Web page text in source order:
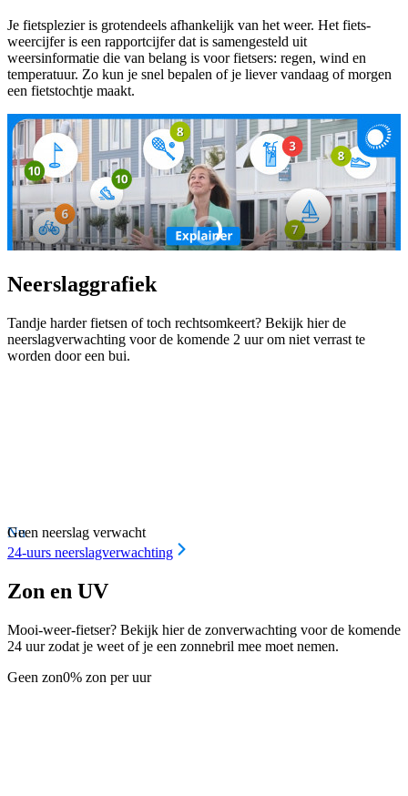
Je fietsplezier is grotendeels afhankelijk van het weer. Het fiets-
weercijfer is een rapportcijfer dat is samengesteld uit
weersinformatie die van belang is voor fietsers: regen, wind en
temperatuur. Zo kun je snel bepalen of je liever vandaag of morgen
een fietstochtje maakt.
Neerslaggrafiek
Tandje harder fietsen of toch rechtsomkeert? Bekijk hier de
neerslagverwachting voor de komende 2 uur om niet verrast te
worden door een bui.
Nu
Geen neerslag verwacht
24-uurs neerslagverwachting
Zon en UV
Mooi-weer-fietser? Bekijk hier de zonverwachting voor de komende
24 uur zodat je weet of je een zonnebril mee moet nemen.
Geen zon0% zon per uur